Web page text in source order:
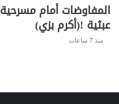
المفاوضات أمام مسرحية
عبثية !(أكرم بزي)
منذ 7 ساعات